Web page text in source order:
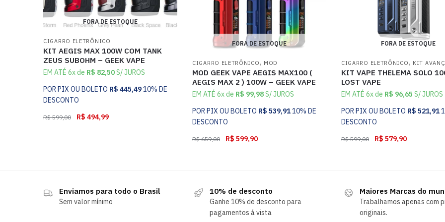
FORA DE ESTOQUE
CIGARRO ELETRÔNICO
KIT AEGIS MAX 100W COM TANK
ZEUS SUBOHM – GEEK VAPE
EM ATÉ 6x de R$ 82,50S/ JUROS
POR PIX OU BOLETO R$ 445,4910% DE
DESCONTO
R$599,00 R$ 494,99
FORA DE ESTOQUE
CIGARRO ELETRÔNICO, MOD
MOD GEEK VAPE AEGIS MAX100 (
AEGIS MAX 2 ) 100W – GEEK VAPE
EM ATÉ 6x de R$ 99,98S/ JUROS
POR PIX OU BOLETO R$ 539,9110% DE
DESCONTO
R$659,00 R$ 599,90
FORA DE ESTOQUE
CIGARRO ELETRÔNICO, KIT
KIT VAPE THELEMA SOLO
LOST VAPE
EM ATÉ 6x de R$ 96,65 S/ JUROS
POR PIX OU BOLETO R$ 521,91
DESCONTO
R$599,00 R$ 579,90
Enviamos para todo o Brasil
Sem valor mínimo
10% de desconto
Ganhe 10% de desconto para
pagamentos á vista
Maiores Marcas do
Trabalhamos apenas com
originais.